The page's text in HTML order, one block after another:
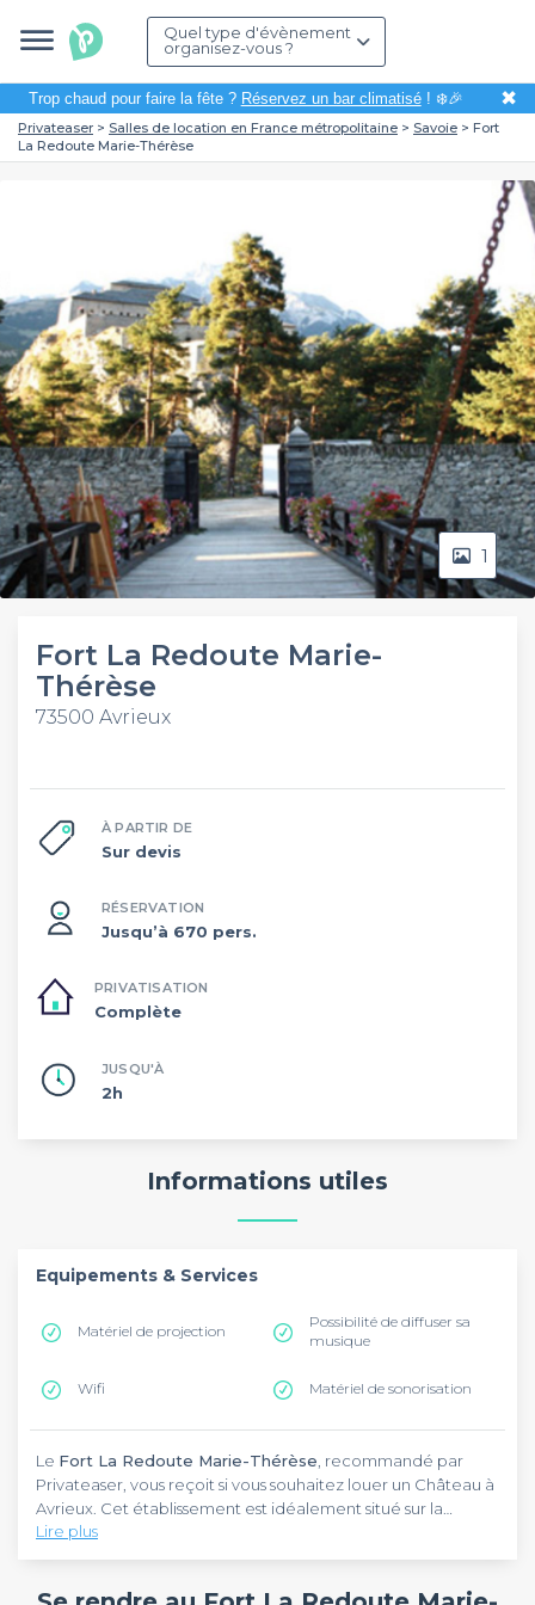
Quel type d'évènement
organisez-vous ?
Trop chaud pour faire la fête ? Réservez un bar climatisé! ❄️🎉 ✖
Privateaser Salles de location en France métropolitaine Savoie
Fort
La Redoute Marie-Thérèse
1
Fort La Redoute Marie-
Thérèse
73500 Avrieux
À PARTIR DE
Sur devis
RÉSERVATION
Jusqu’à 670 pers.
PRIVATISATION
Complète
JUSQU'À
2h
Informations utiles
Equipements & Services
Matériel de projection
Possibilité de diffuser sa
musique
Wifi Matériel de sonorisation
Le Fort La Redoute Marie-Thérèse , recommandé par
Privateaser, vous reçoit si vous souhaitez louer un Château à
Avrieux. Cet établissement est idéalement situé sur la
départementale D1 006. Il se trouve également à proximité
du musée des Minéraux et des bords de l'Isère. Dans cette
Les professionnels seront satisfaits d'apprendre que leFort
Lire plus